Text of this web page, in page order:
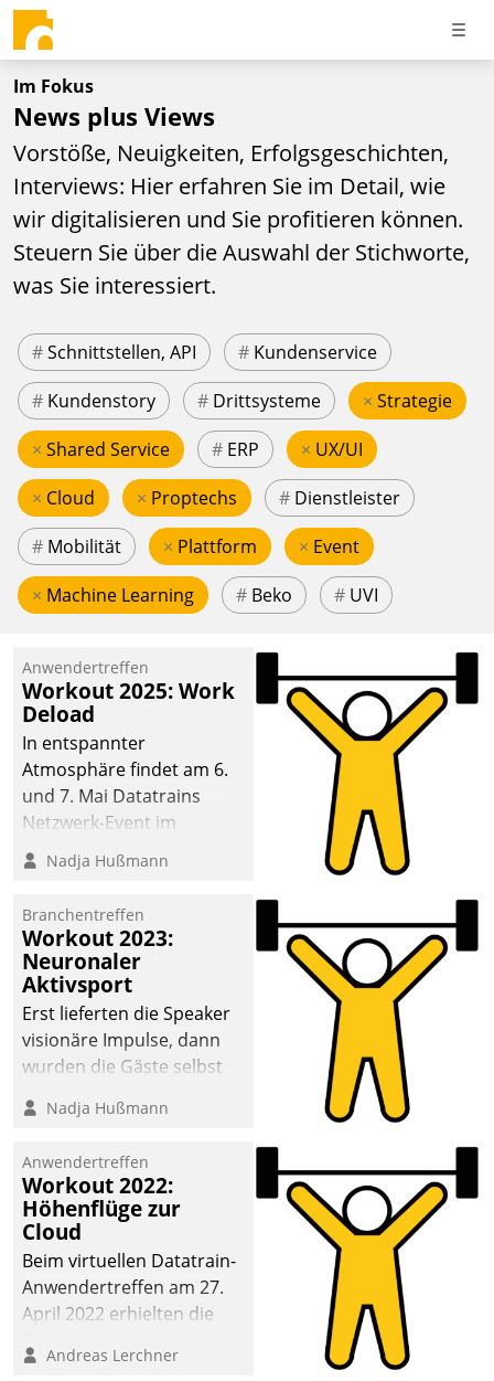
Im Fokus
News plus Views
Vorstöße, Neuigkeiten, Erfolgsgeschichten,
Interviews: Hier erfahren Sie im Detail, wie
wir digitalisieren und Sie profitieren können.
Steuern Sie über die Auswahl der Stichworte,
was Sie interessiert.
#Schnittstellen, API # Kundenservice
# Kundenstory # Drittsysteme × Strategie
× Shared Service # ERP × UX/UI
× Cloud × Proptechs # Dienstleister
# Mobilität × Plattform × Event
× Machine Learning # Beko # UVI
Anwendertreffen
Workout 2025: Work
Deload
In entspannter
Atmosphäre findet am 6.
und 7. Mai Datatrains
Netzwerk-Event im
Kunden- und Partnerkreis
statt. Zentrale Frage: Wie
Mammutprojekte
meistern und Workloads
wuppen – bei zunehmend
anspruchsvollen
Aufgaben und
abnehmendem
Nadja Hußmann
Branchentreffen
Workout 2023:
Neuronaler
Aktivsport
Erst lieferten die Speaker
visionäre Impulse, dann
wurden die Gäste selbst
methodisch
Quartier. Dazwischen
zeigte Datatrain, was es
Neues zu bieten hat.
Nadja Hußmann
Anwendertreffen
Workout 2022:
Höhenflüge zur
Cloud
Beim virtuellen Datatrain-
Anwendertreffen am 27.
April 2022 erhielten die
Teilnehmer kurzweilige
Andreas Lerchner